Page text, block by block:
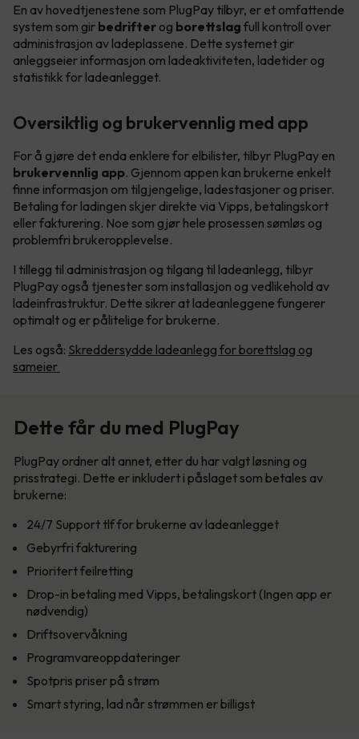
En av hovedtjenestene som PlugPay tilbyr, er et omfattende
system som gir bedrifter og borettslag full kontroll over
administrasjon av ladeplassene. Dette systemet gir
anleggseier informasjon om ladeaktiviteten, ladetider og
statistikk for ladeanlegget.
Oversiktlig og brukervennlig med app
For å gjøre det enda enklere for elbilister, tilbyr PlugPay en
brukervennlig app. Gjennom appen kan brukerne enkelt
finne informasjon om tilgjengelige, ladestasjoner og priser.
Betaling for ladingen skjer direkte via Vipps, betalingskort
eller fakturering. Noe som gjør hele prosessen sømløs og
problemfri brukeropplevelse.
I tillegg til administrasjon og tilgang til ladeanlegg, tilbyr
PlugPay også tjenester som installasjon og vedlikehold av
ladeinfrastruktur. Dette sikrer at ladeanleggene fungerer
optimalt og er pålitelige for brukerne.
Les også: Skreddersydde ladeanlegg for borettslag og
sameier
Dette får du med PlugPay
PlugPay ordner alt annet, etter du har valgt løsning og
prisstrategi. Dette er inkludert i påslaget som betales av
brukerne:
24/7 Support tlf for brukerne av ladeanlegget
Gebyrfri fakturering
Prioritert feilretting
Drop-in betaling med Vipps, betalingskort (Ingen app er
nødvendig)
Driftsovervåkning
Programvareoppdateringer
Spotpris priser på strøm
Smart styring, lad når strømmen er billigst